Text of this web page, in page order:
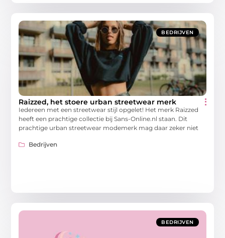
BEDRIJVEN
Raizzed, het stoere urban streetwear merk
Iedereen met een streetwear stijl opgelet! Het merk Raizzed
heeft een prachtige collectie bij Sans-Online.nl staan. Dit
prachtige urban streetwear modemerk mag daar zeker niet
Bedrijven
BEDRIJVEN